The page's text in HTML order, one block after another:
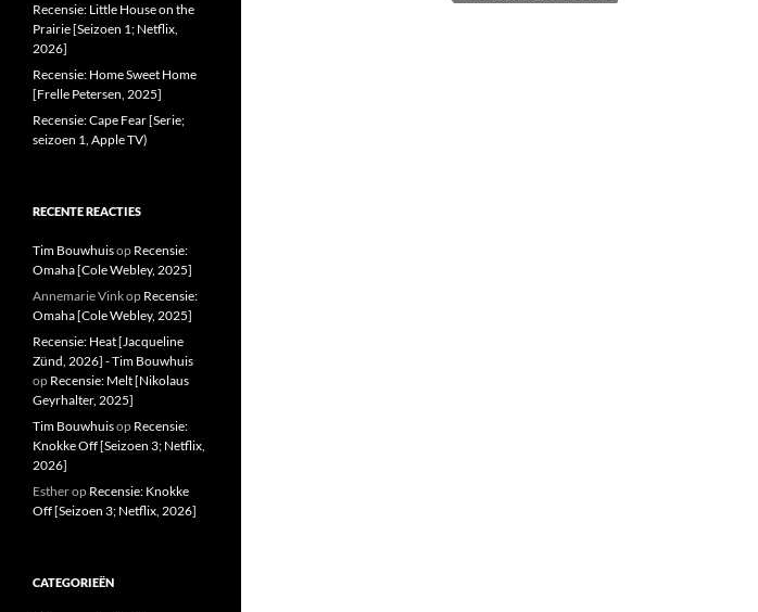
Recensie: Little House on the
Prairie [Seizoen 1; Netflix,
2026]
Recensie: Home Sweet Home
[Frelle Petersen, 2025]
Recensie: Cape Fear [Serie;
seizoen 1, Apple TV)
RECENTE REACTIES
Tim Bouwhuisop Recensie:
Omaha [Cole Webley, 2025]
Annemarie Vinkop Recensie:
Omaha [Cole Webley, 2025]
Recensie: Heat [Jacqueline
Zünd, 2026] - Tim Bouwhuis
op Recensie: Melt [Nikolaus
Geyrhalter, 2025]
Tim Bouwhuisop Recensie:
Knokke Off [Seizoen 3; Netflix,
2026]
Estherop Recensie: Knokke
Off [Seizoen 3; Netflix, 2026]
CATEGORIEËN